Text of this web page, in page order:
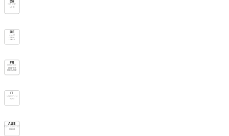
CH
SIA 232
UD (g)
DE
ZVDH
USB-A
UDB-A
FR
DTU 31.2
E1 Sd1 TR2
E600 Jf C2
IT
UNI 11470
A/R2
AUS
AS/NZS 4200.1
Class 4